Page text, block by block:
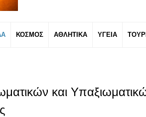
ΚΟΣΜΟΣ ΑΘΛΗΤΙΚΑ ΥΓΕΙΑ
και